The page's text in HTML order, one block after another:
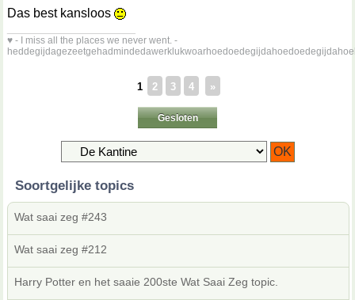
Das best kansloos
♥ - I miss all the places we never went. -
1 2 3 4 »
Gesloten
Soortgelijke topics
Wat saai zeg #243
Wat saai zeg #212
Harry Potter en het saaie 200ste Wat Saai Zeg topic.